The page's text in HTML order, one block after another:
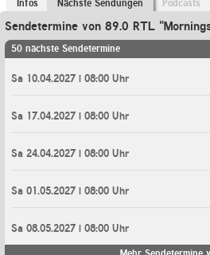
Infos Nächste Sendungen Podcasts
Sendetermine von 89.0 RTL
50 nächste Sendetermine
Sa 10.04.2027 | 08:00 Uhr
Sa 17.04.2027 | 08:00 Uhr
Sa 24.04.2027 | 08:00 Uhr
Sa 01.05.2027 | 08:00 Uhr
Sa 08.05.2027 | 08:00 Uhr